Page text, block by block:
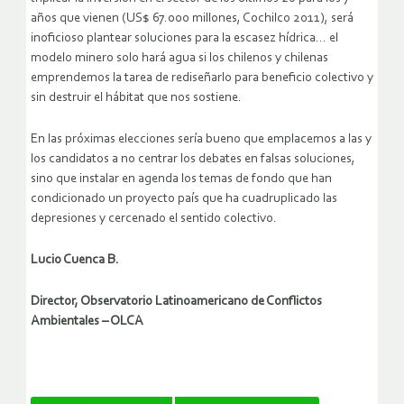
años que vienen (US$ 67.000 millones, Cochilco 2011), será
inoficioso plantear soluciones para la escasez hídrica… el
modelo minero solo hará agua si los chilenos y chilenas
emprendemos la tarea de rediseñarlo para beneficio colectivo y
sin destruir el hábitat que nos sostiene.
En las próximas elecciones sería bueno que emplacemos a las y
los candidatos a no centrar los debates en falsas soluciones,
sino que instalar en agenda los temas de fondo que han
condicionado un proyecto país que ha cuadruplicado las
depresiones y cercenado el sentido colectivo.
Lucio Cuenca B.
Director, Observatorio Latinoamericano de Conflictos
Ambientales – OLCA